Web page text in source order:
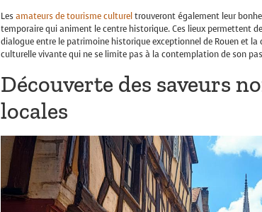
Lesamateurs de tourisme cultureltrouveront également leur
temporaire qui animent le centre historique. Ces lieux permettent
dialogue entre le patrimoine historique exceptionnel de Rouen et
culturelle vivante qui ne se limite pas à la contemplation de son
Découverte des saveurs
locales